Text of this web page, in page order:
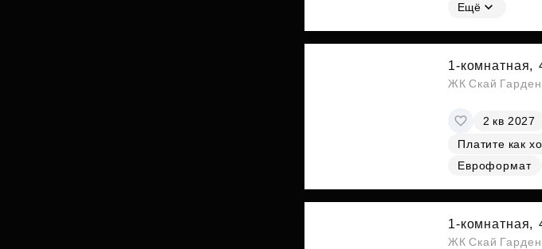
Ещё
1-комнатная,
ЖК Скай
2 кв 2027
Платите как
Евроформат
1-комнатная,
ЖК Скай